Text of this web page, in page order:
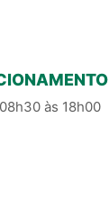
às 18h00